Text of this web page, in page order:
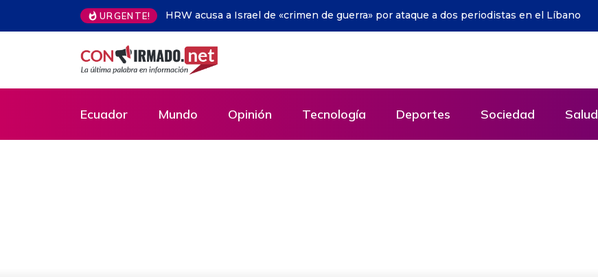
URGENTE!
a dos periodistas en el Líbano Embajada china dona juguetes a niños del principal hospital pediátrico de Uruguay
Ecuador Mundo Opinión Tecnología Deportes Sociedad Salud